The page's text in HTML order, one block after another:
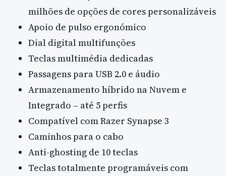
milhões de opções de cores personalizáveis
Apoio de pulso ergonómico
Dial digital multifunções
Teclas multimédia dedicadas
Passagens para USB 2.0 e áudio
Armazenamento híbrido na Nuvem e
Integrado – até 5 perfis
Compatível com Razer Synapse 3
Caminhos para o cabo
Anti-ghosting de 10 teclas
Teclas totalmente programáveis com